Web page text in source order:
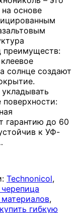
основе
преимуществ:
солнце создают
гарантию до 60
к УФ-
Technonicol,
черепица
,
купить гибкую